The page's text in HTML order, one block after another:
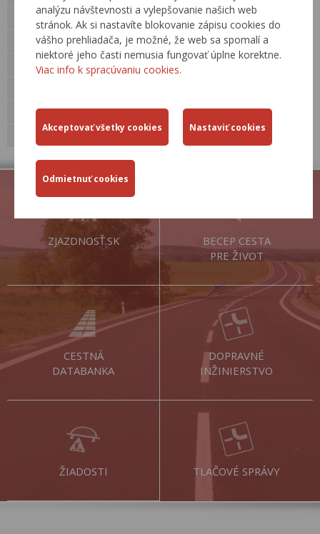
analýzu návštevnosti a vylepšovanie našich web
stránok. Ak si nastavíte blokovanie zápisu cookies do
vášho prehliadača, je možné, že web sa spomalí a
niektoré jeho časti nemusia fungovať úplne korektne.
Viac info k spracúvaniu cookies.
Kontakty
Legislatíva
Činnosti
Technické predpisy rezortu
Odborné akcie
ZJAZDNOSŤ.SK
BECEP CESTA
PRE ŽIVOT
CESTNÁ
DATABANKA
DOPRAVNÉ
INŽINIERSTVO
ŽIADOSTI TLAČOVÉ SPRÁVY